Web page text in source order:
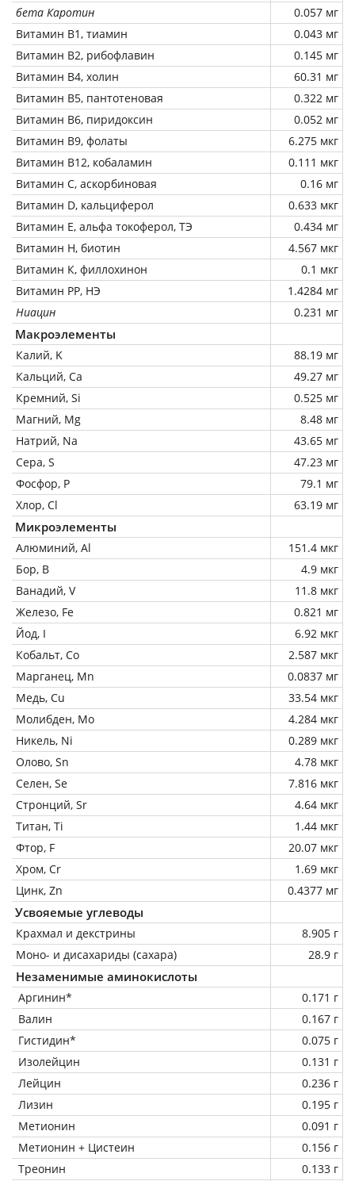
бета Каротин
0.057 мг
Витамин В1, тиамин
0.043 мг
Витамин В2, рибофлавин
0.145 мг
Витамин В4, холин
60.31 мг
Витамин В5, пантотеновая
0.322 мг
Витамин В6, пиридоксин
0.052 мг
Витамин В9, фолаты
6.275 мкг
Витамин В12, кобаламин
0.111 мкг
Витамин C, аскорбиновая
0.16 мг
Витамин D, кальциферол
0.633 мкг
Витамин Е, альфа токоферол, ТЭ
0.434 мг
Витамин Н, биотин
4.567 мкг
Витамин К, филлохинон
0.1 мкг
Витамин РР, НЭ
1.4284 мг
Ниацин
0.231 мг
Макроэлементы
Калий, K
88.19 мг
Кальций, Ca
49.27 мг
Кремний, Si
0.525 мг
Магний, Mg
8.48 мг
Натрий, Na
43.65 мг
Сера, S
47.23 мг
Фосфор, P
79.1 мг
Хлор, Cl
63.19 мг
Микроэлементы
Алюминий, Al
151.4 мкг
Бор, B
4.9 мкг
Ванадий, V
11.8 мкг
Железо, Fe
0.821 мг
Йод, I
6.92 мкг
Кобальт, Co
2.587 мкг
Марганец, Mn
0.0837 мг
Медь, Cu
33.54 мкг
Молибден, Mo
4.284 мкг
Никель, Ni
0.289 мкг
Олово, Sn
4.78 мкг
Селен, Se
7.816 мкг
Стронций, Sr
4.64 мкг
Титан, Ti
1.44 мкг
Фтор, F
20.07 мкг
Хром, Cr
1.69 мкг
Цинк, Zn
0.4377 мг
Усвояемые углеводы
Крахмал и декстрины
8.905 г
Моно- и дисахариды (сахара)
28.9 г
Незаменимые аминокислоты
Аргинин*
0.171 г
Валин
0.167 г
Гистидин*
0.075 г
Изолейцин
0.131 г
Лейцин
0.236 г
Лизин
0.195 г
Метионин
0.091 г
Метионин + Цистеин
0.156 г
Треонин
0.133 г